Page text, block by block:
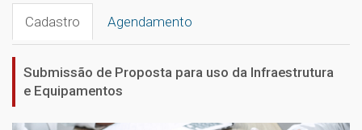
Cadastro Agendamento
Submissão de Proposta para uso da Infraestrutura
e Equipamentos